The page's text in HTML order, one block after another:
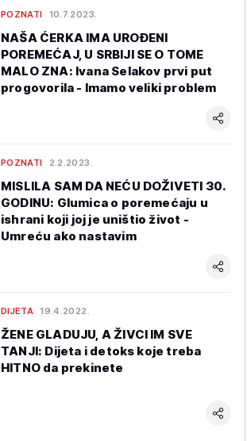
POZNATI 10.7.2023.
NAŠA ĆERKA IMA UROĐENI
POREMEĆAJ, U SRBIJI SE O TOME
MALO ZNA: Ivana Selakov prvi put
progovorila - Imamo veliki problem
POZNATI 2.2.2023.
MISLILA SAM DA NEĆU DOŽIVETI 30.
GODINU: Glumica o poremećaju u
ishrani koji joj je uništio život -
Umreću ako nastavim
DIJETA 19.4.2022.
ŽENE GLADUJU, A ŽIVCI IM SVE
TANJI: Dijeta i detoks koje treba
HITNO da prekinete